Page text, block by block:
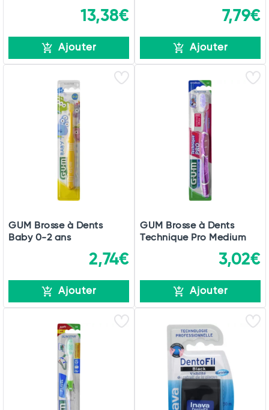
13,38€
Ajouter
7,79€
Ajouter
GUM Brosse à Dents
Baby 0-2 ans
2,74€
Ajouter
GUM Brosse à Dents
Technique Pro Medium
3,02€
Ajouter